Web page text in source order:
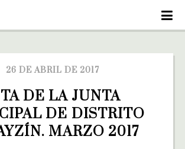
26 DE ABRIL DE 2017
DE LA JUNTA
DE DISTRITO
MARZO 2017